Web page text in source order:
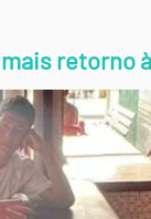
mais retorno